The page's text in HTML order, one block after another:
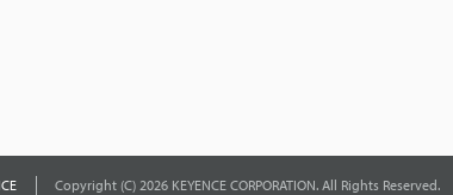
Copyright (C) 2026 KEYENCE CORPORATION. All Rights Reserved.